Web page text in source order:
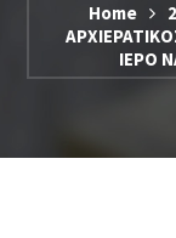
Home
ΙΕΡΟ